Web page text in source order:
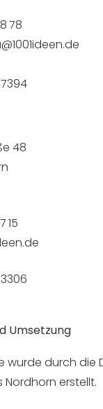
78
48
15
Umsetzung
wurde durch die
Nordhorn erstellt.